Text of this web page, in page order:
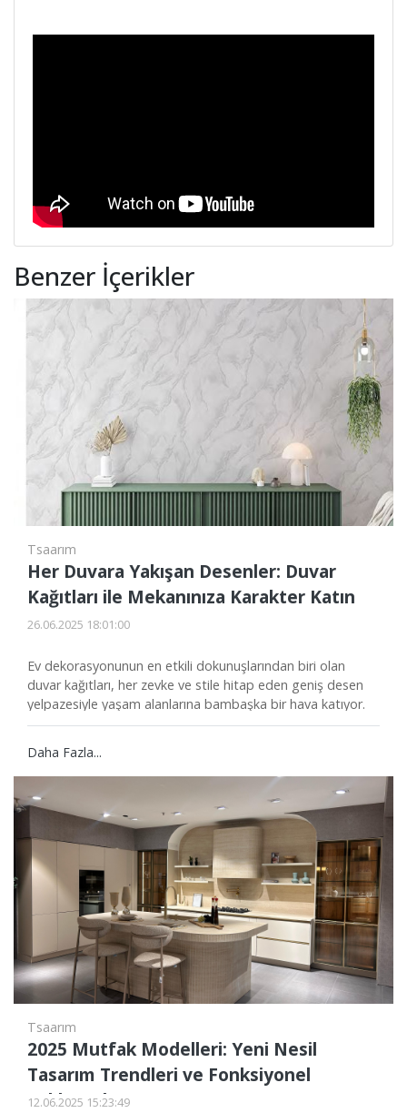
Benzer İçerikler
Tsaarım
Her Duvara Yakışan Desenler: Duvar
Kağıtları ile Mekanınıza Karakter Katın
26.06.2025 18:01:00
Ev dekorasyonunun en etkili dokunuşlarından biri olan
duvar kağıtları, her zevke ve stile hitap eden geniş desen
yelpazesiyle yaşam alanlarına bambaşka bir hava katıyor.
Özellikle her duvara uyum sağlayabilen sade, geometrik,
klasik tarza sahip olun, mekanınıza kolayca karakter
kazandırabilirsiniz.
Daha Fazla...
Tsaarım
2025 Mutfak Modelleri: Yeni Nesil
Tasarım Trendleri ve Fonksiyonel
Yaklaşımlar
12.06.2025 15:23:49